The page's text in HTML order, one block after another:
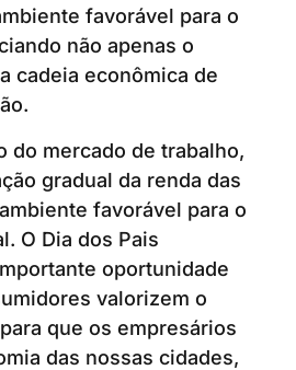
favorável para o
não apenas o
cadeia econômica de
do mercado de trabalho,
gradual da renda das
favorável para o
O Dia dos Pais
oportunidade
valorizem o
que os empresários
das nossas cidades,